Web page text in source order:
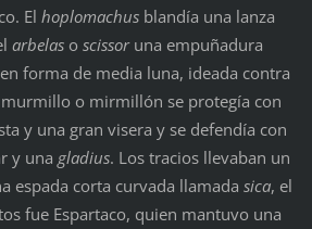
El hoplomachusblandía una lanza
arbelaso scissoruna empuñadura
forma de media luna, ideada contra
murmillo o mirmillón se protegía con
y una gran visera y se defendía con
y una gladius. Los tracios llevaban un
espada corta curvada llamada sica, el
fue Espartaco, quien mantuvo una